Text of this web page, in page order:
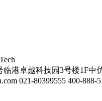
临港卓越科技园3号楼1F中
021-80399555 400-